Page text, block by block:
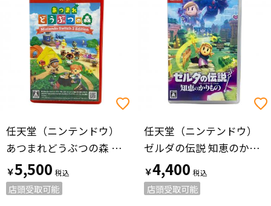
任天堂（ニンテンドウ）
あつまれどうぶつの森 Nintendo Switch2 Edition Nintendo Switch2用ソフト CERO A (全年齢対象)
￥5,500
店頭受取可能
任天堂（ニンテンドウ）
ゼルダの伝説 知恵のかりもの Nintendo Switch用ソフト CERO A (全年齢対象)
￥4,400
店頭受取可能